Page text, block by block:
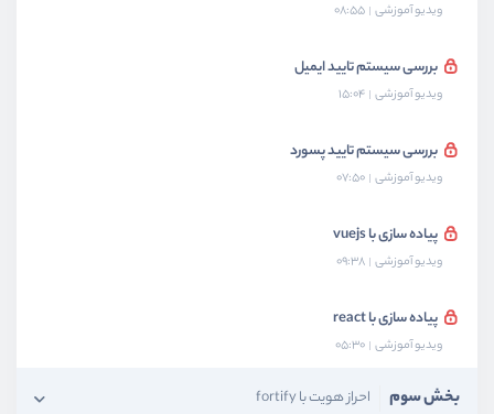
ویدیو آموزشی 08:55
بررسی سیستم تایید ایمیل
ویدیو آموزشی 15:04
بررسی سیستم تایید پسورد
ویدیو آموزشی 07:50
پیاده سازی با vuejs
ویدیو آموزشی 09:38
پیاده سازی با react
ویدیو آموزشی 05:30
بخش سوم احراز هویت با fortify